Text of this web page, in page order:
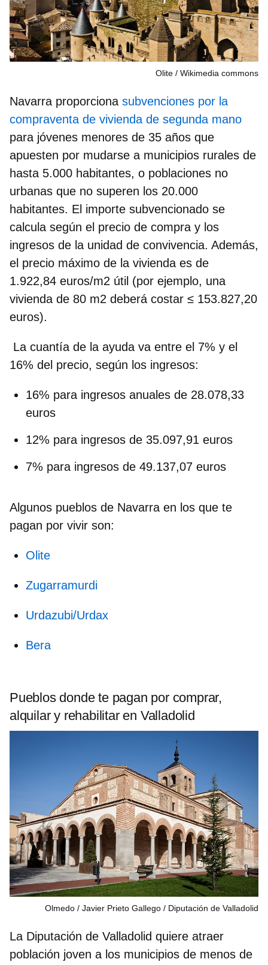
Olite Wikimedia commons
Navarra proporciona subvenciones por la
compraventa de vivienda de segunda mano
para jóvenes menores de 35 años que
apuesten por mudarse a municipios rurales de
hasta 5.000 habitantes, o poblaciones no
urbanas que no superen los 20.000
habitantes. El importe subvencionado se
calcula según el precio de compra y los
ingresos de la unidad de convivencia. Además,
el precio máximo de la vivienda es de
1.922,84 euros/m2 útil (por ejemplo, una
vivienda de 80 m2 deberá costar ≤ 153.827,20
euros).
La cuantía de la ayuda va entre el 7% y el
16% del precio, según los ingresos:
16% para ingresos anuales de 28.078,33
euros
12% para ingresos de 35.097,91 euros
7% para ingresos de 49.137,07 euros
Algunos pueblos de Navarra en los que te
pagan por vivir son:
Olite
Zugarramurdi
Urdazubi/Urdax
Bera
Pueblos donde te pagan por comprar,
alquilar y rehabilitar en Valladolid
Olmedo Javier Prieto Gallego / Diputación de Valladolid
La Diputación de Valladolid quiere atraer
población joven a los municipios de menos de